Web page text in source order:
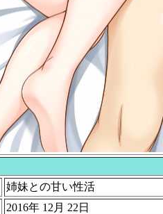
姉妹との甘い性活
2016年 12月 22日